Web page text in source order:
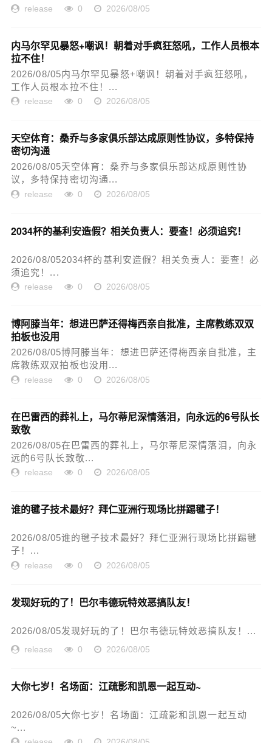
release 0 2026/08/05
内马尔罕见暴怒+嘲讽！朝着对手疯狂怒吼，工作人员根本
拉不住！
2026/08/05内马尔罕见暴怒+嘲讽！朝着对手疯狂怒吼，
工作人员根本拉不住！...
release 0 2026/08/05
天空体育：桑乔与多家俱乐部达成原则性协议，多特保持
密切沟通
2026/08/05天空体育：桑乔与多家俱乐部达成原则性协
议，多特保持密切沟通...
release 0 2026/08/05
2034杯的基利安造假？相关负责人：要查！必须追究！
2026/08/052034杯的基利安造假？相关负责人：要查！必
须追究！...
release 0 2026/08/05
博阿滕当年：想进巴萨还得梅西亲自批准，主席教练双双
拍板也没用
2026/08/05博阿滕当年：想进巴萨还得梅西亲自批准，主
席教练双双拍板也没用...
release 0 2026/08/05
在巴雷西的葬礼上，马尔蒂尼深情落泪，向永远的6号队长
致敬
2026/08/05在巴雷西的葬礼上，马尔蒂尼深情落泪，向永
远的6号队长致敬...
release 0 2026/08/05
谁的毽子技术最好？拜仁亚洲行现场比拼踢毽子！
2026/08/05谁的毽子技术最好？拜仁亚洲行现场比拼踢毽
子！...
release 0 2026/08/05
发现好玩的了！巴尔韦德玩特效恶搞队友！
2026/08/05发现好玩的了！巴尔韦德玩特效恶搞队友！...
release 0 2026/08/05
大你七岁！名场面：江疏影和凯恩一起互动~
2026/08/05大你七岁！名场面：江疏影和凯恩一起互动
~...